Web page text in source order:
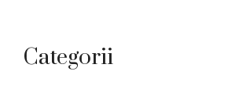
Categorii